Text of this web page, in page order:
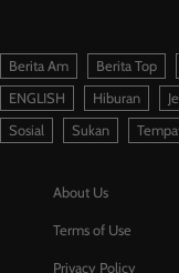
Berita Am Berita Top
ENGLISH
Hiburan
Sosial
Sukan
About Us
Terms of Use
Privacy Policy